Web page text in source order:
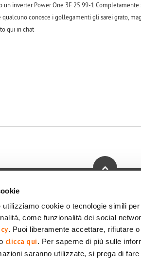
cookie o tecnologie simili
come funzionalità dei social
. Puoi liberamente accettare, rifiutare
clicca qui. Per saperne di più sulle
saranno utilizzate, si prega di
un inverter Power One 3F 25 99-1
conosce i gollegamenti gli sarei grato,
qui in chat
Dichiarazione di accessibilità
Società Benefit